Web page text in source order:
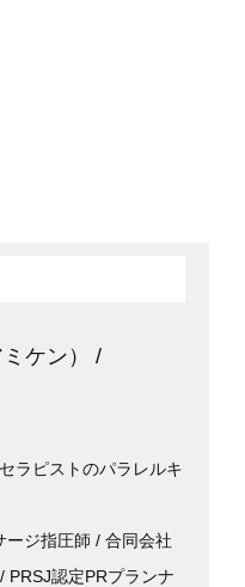
ケン） /
ラピストのパラレルキ
ージ指圧師 / 合同会社
PRSJ認定PRプランナ